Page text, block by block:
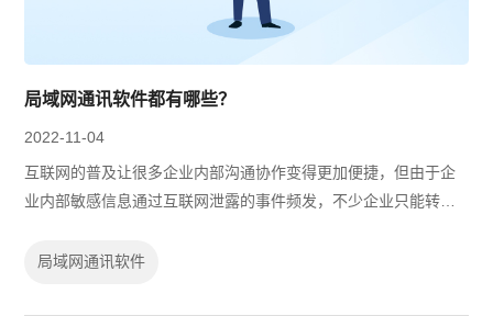
局域网通讯软件都有哪些？
2022-11-04
互联网的普及让很多企业内部沟通协作变得更加便捷，但由于企
业内部敏感信息通过互联网泄露的事件频发，不少企业只能转用
用的互联网通讯软件就无法使用，需...
局域网通讯软件